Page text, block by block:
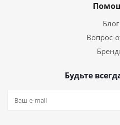
Блог
Вопрос-
Будьте